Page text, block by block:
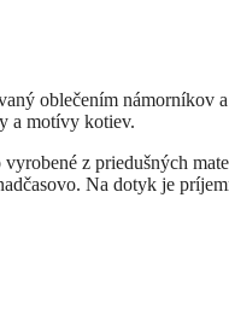
oblečením námorníkov
a motívy kotiev.
z priedušných
Na dotyk je